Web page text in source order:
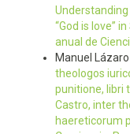
“God is love”
anual de
Manuel
theologos
punitione, libri
Castro, inter
haereticorum